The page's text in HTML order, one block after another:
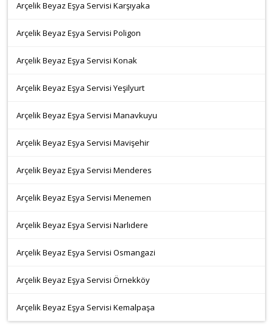
Arçelik Beyaz Eşya Servisi Karşıyaka
Arçelik Beyaz Eşya Servisi Poligon
Arçelik Beyaz Eşya Servisi Konak
Arçelik Beyaz Eşya Servisi Yeşilyurt
Arçelik Beyaz Eşya Servisi Manavkuyu
Arçelik Beyaz Eşya Servisi Mavişehir
Arçelik Beyaz Eşya Servisi Menderes
Arçelik Beyaz Eşya Servisi Menemen
Arçelik Beyaz Eşya Servisi Narlıdere
Arçelik Beyaz Eşya Servisi Osmangazi
Arçelik Beyaz Eşya Servisi Örnekköy
Arçelik Beyaz Eşya Servisi Kemalpaşa